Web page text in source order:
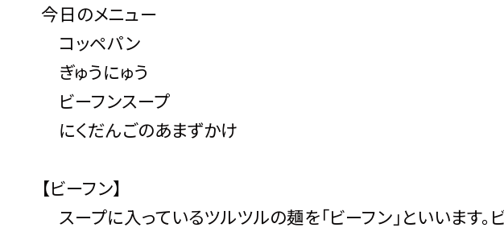
今日のメニュー
コッペパン
ぎゅうにゅう
ビーフンスープ
にくだんごのあまずかけ
【ビーフン】
スープに入っているツルツルの麺を「ビーフン」といいます。